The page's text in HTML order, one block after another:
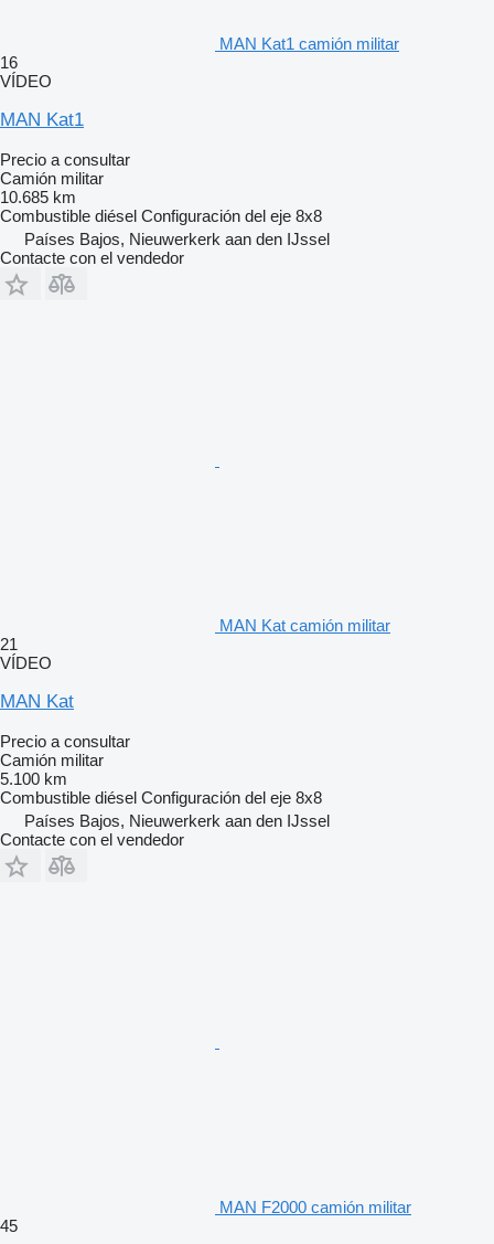
MAN Kat1 camión militar
16
VÍDEO
MAN Kat1
Precio a consultar
Camión militar
10.685 km
Combustible diésel Configuración del eje 8x8
Países Bajos, Nieuwerkerk aan den IJssel
Contacte con el vendedor
MAN Kat camión militar
21
VÍDEO
MAN Kat
Precio a consultar
Camión militar
5.100 km
Combustible diésel Configuración del eje 8x8
Países Bajos, Nieuwerkerk aan den IJssel
Contacte con el vendedor
MAN F2000 camión militar
45